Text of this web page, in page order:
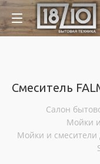
Смеситель
Салон
Мойки
Мойки и смесители